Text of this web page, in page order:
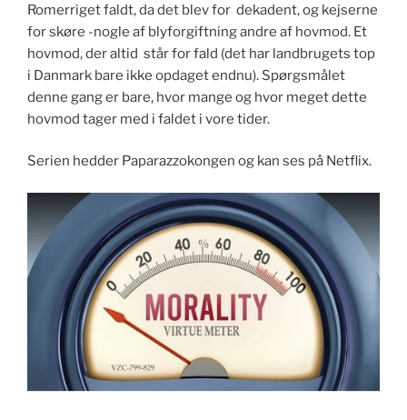
Romerriget faldt, da det blev for dekadent, og kejserne
for skøre -nogle af blyforgiftning andre af hovmod. Et
hovmod, der altid står for fald (det har landbrugets top
i Danmark bare ikke opdaget endnu). Spørgsmålet
denne gang er bare, hvor mange og hvor meget dette
hovmod tager med i faldet i vore tider.
Serien hedder Paparazzokongen og kan ses på Netflix.